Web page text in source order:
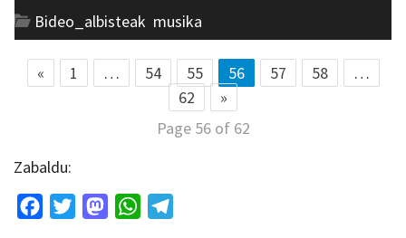
Bideo_albisteak musika
« 1 … 54 55 56 57 58
…
62
»
Page 56 of 62
Zabaldu:
FacebookTwitterMastodonWhatsApp